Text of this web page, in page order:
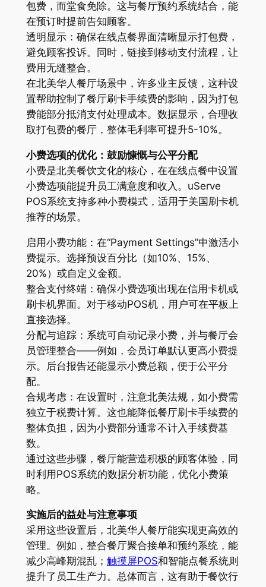
包费，而堂食免除。这与餐厅预约系统结合，能
在预订时提前告知顾客。
透明显示：确保在线点餐界面清晰显示打包费，
避免顾客投诉。同时，链接到移动支付流程，让
费用无缝整合。
在北美华人餐厅场景中，许多业主反馈，这种设
置帮助控制了餐厅刷卡手续费的影响，因为打包
费能部分抵消支付处理成本。数据显示，合理收
取打包费的餐厅，整体毛利率可提升5-10%。
小费选项的优化：鼓励慷慨与公平分配
小费是北美餐饮文化的核心，在在线点餐中设置
小费选项能提升员工满意度和收入。uServe
POS系统支持多种小费模式，适用于美国刷卡机
推荐的场景。
启用小费功能：在“Payment Settings”中激活小
费提示。选择预设百分比（如10%、15%、
20%）或自定义金额。
整合支付终端：确保小费选项出现在信用卡机或
刷卡机界面。对于移动POS机，用户可在平板上
直接选择。
分配与追踪：系统可自动记录小费，并与餐厅会
员管理整合——例如，会员订单默认更高小费提
示。后台报告还能显示小费总额，便于公平分
配。
合规考虑：在设置时，注意北美法规，如小费需
独立于税费计算。这也能降低餐厅刷卡手续费的
整体负担，因为小费部分通常不计入手续费基
数。
通过这些步骤，餐厅能营造积极的顾客体验，同
时利用POS系统的数据分析功能，优化小费策
略。
实施后的益处与注意事项
采用这些设置后，北美华人餐厅能实现更高效的
管理。例如，整合餐厅聚合接单和预约系统，能
减少高峰期混乱； 触摸屏POS和智能点餐系统则
提升了员工生产力。总体而言，这有助于餐饮行